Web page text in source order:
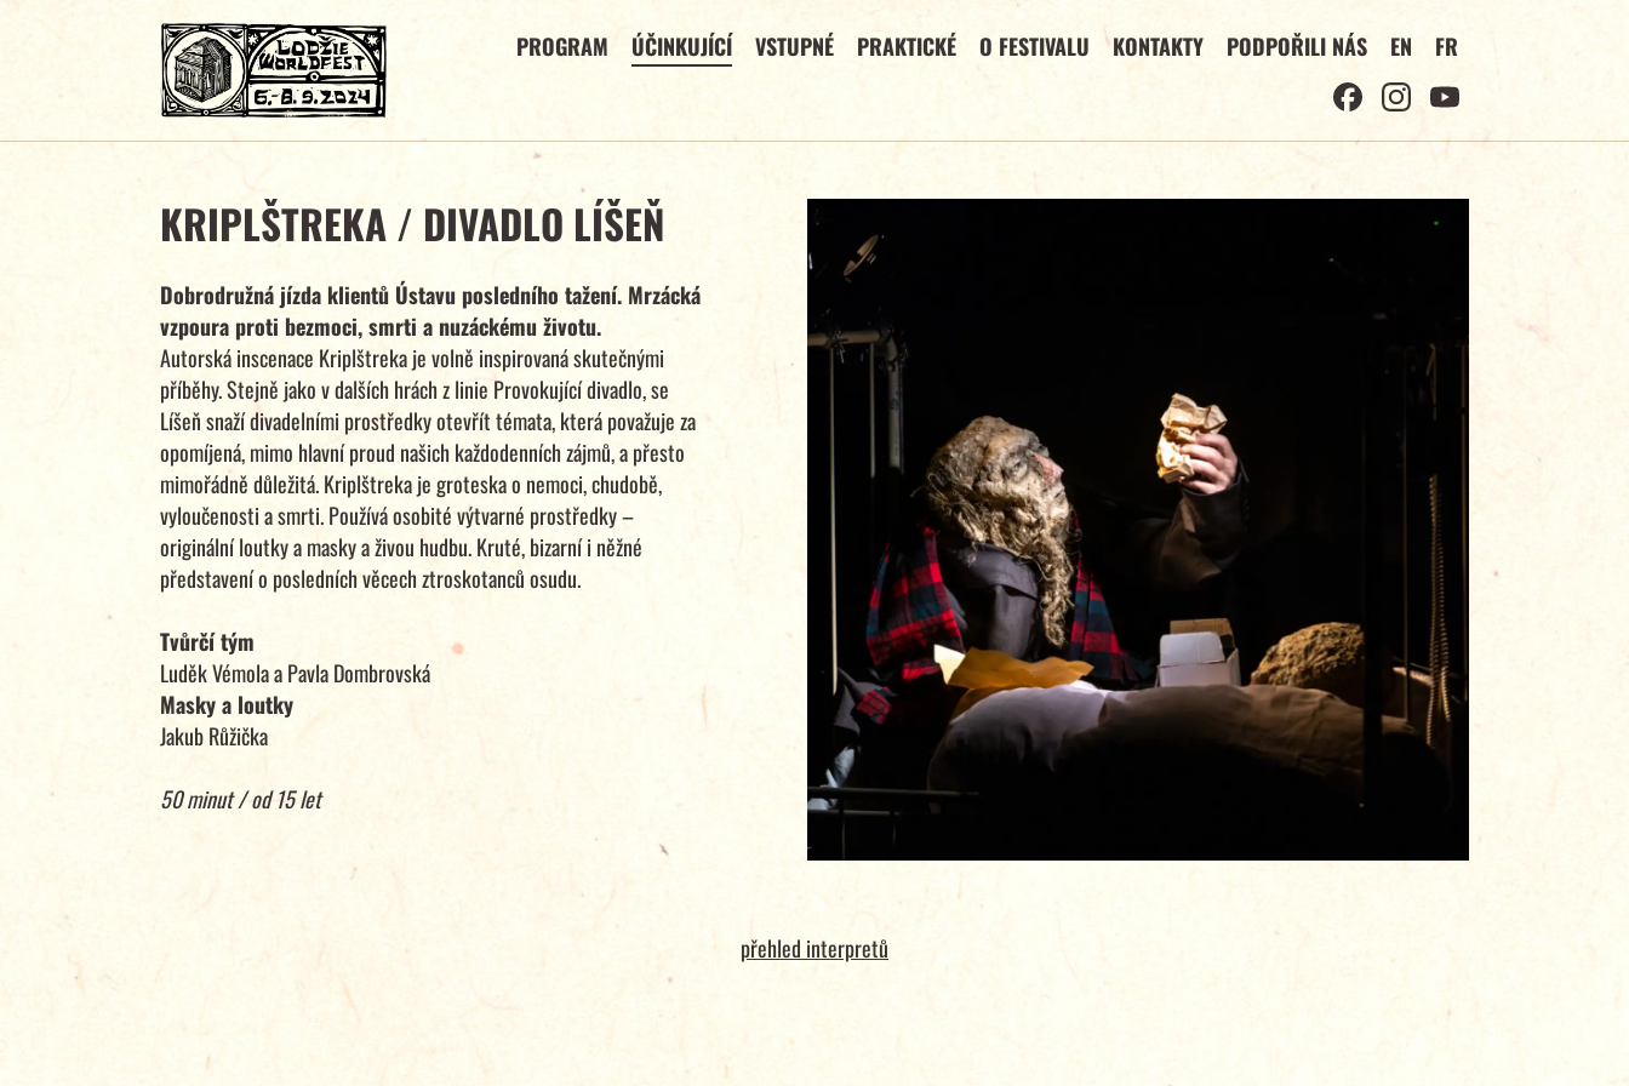
PROGRAM ÚČINKUJÍCÍ VSTUPNÉ PRAKTICKÉ O FESTIVALU KONTAKTY PODPOŘILI NÁS EN FR
KRIPLŠTREKA / DIVADLO LÍŠEŇ
Dobrodružná jízda klientů Ústavu posledního tažení. Mrzácká
vzpoura proti bezmoci, smrti a nuzáckému životu.
Autorská inscenace Kriplštreka je volně inspirovaná skutečnými
příběhy. Stejně jako v dalších hrách z linie Provokující divadlo, se
Líšeň snaží divadelními prostředky otevřít témata, která považuje za
opomíjená, mimo hlavní proud našich každodenních zájmů, a přesto
mimořádně důležitá. Kriplštreka je groteska o nemoci, chudobě,
vyloučenosti a smrti. Používá osobité výtvarné prostředky –
originální loutky a masky a živou hudbu. Kruté, bizarní i něžné
představení o posledních věcech ztroskotanců osudu.
Tvůrčí tým
Luděk Vémola a Pavla Dombrovská
Masky a loutky
Jakub Růžička
50 minut / od 15 let
přehled interpretů